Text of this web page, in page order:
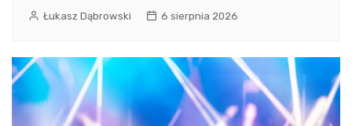
Łukasz Dąbrowski 6 sierpnia 2026